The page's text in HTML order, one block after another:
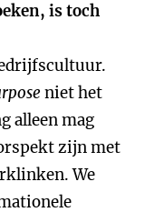
is toch
niet het
alleen mag
zijn met
We